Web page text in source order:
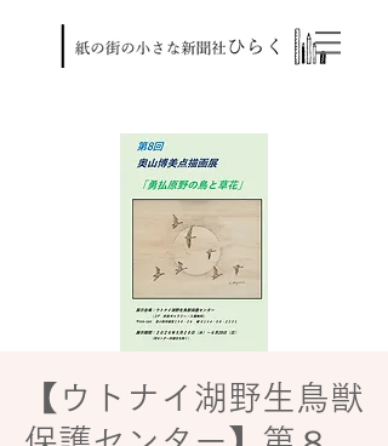
【ウトナイ湖野生鳥獣